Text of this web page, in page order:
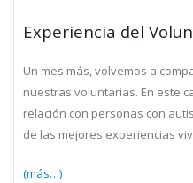
Experiencia del
Un mes más, volvemos a
nuestras voluntarias. En este
relación con personas con
de las mejores experiencias
(más…)